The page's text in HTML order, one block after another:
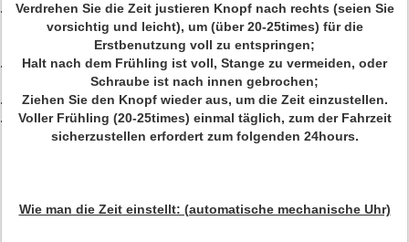
Verdrehen Sie die Zeit justieren Knopf nach rechts (seien Sie
vorsichtig und leicht), um (über 20-25times) für die
Erstbenutzung voll zu entspringen;
Halt nach dem Frühling ist voll, Stange zu vermeiden, oder
Schraube ist nach innen gebrochen;
Ziehen Sie den Knopf wieder aus, um die Zeit einzustellen.
Voller Frühling (20-25times) einmal täglich, zum der Fahrzeit
sicherzustellen erfordert zum folgenden 24hours.
Wie man die Zeit einstellt: (automatische mechanische Uhr)